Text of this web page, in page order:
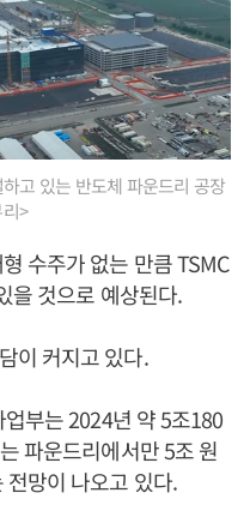
고 있는 반도체 파운드리 공장
>
수주가 없는 만큼 TSMC
을 것으로 예상된다.
이 커지고 있다.
부는 2024년 약 5조180
파운드리에서만 5조 원
망이 나오고 있다.